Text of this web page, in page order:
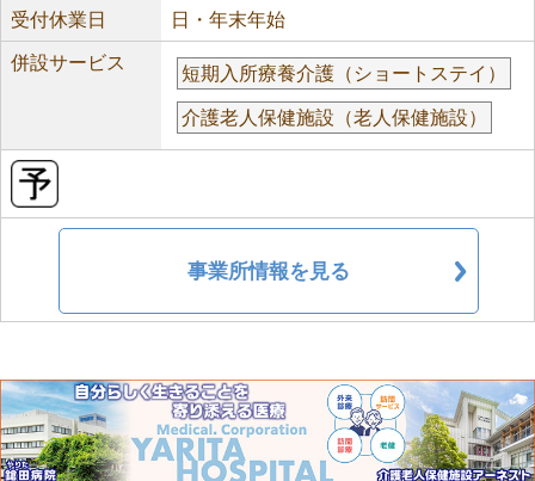
受付休業日 日・年末年始
併設サービス
短期入所療養介護（ショートステイ）
介護老人保健施設（老人保健施設）
事業所情報を見る